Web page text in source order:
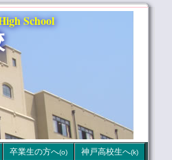
School
神戸高校生へ(k)
卒業生の方へ(o)